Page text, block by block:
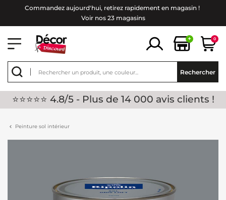
Commandez aujourd'hui, retirez rapidement en magasin !
Voir nos 23 magasins
+ 0
Rechercher
⭐⭐⭐⭐⭐ 4.8/5 - Plus de 14 000 avis clients !
Peinture sol intérieur